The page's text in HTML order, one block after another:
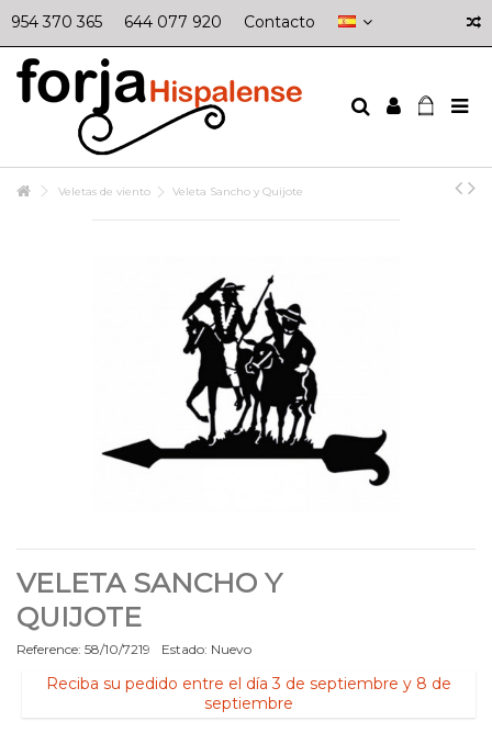
954 370 365 644 077 920 Contacto
Veletas de viento Veleta Sancho y Quijote
VELETA SANCHO Y
QUIJOTE
Reference: 58/10/7219 Estado: Nuevo
Reciba su pedido entre el día 3 de septiembre y 8 de
septiembre